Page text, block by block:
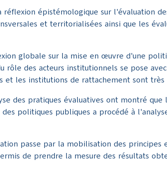
épistémologique sur l'évaluation
et territorialisées ainsi que les
globale sur la mise en œuvre d'une
rôle des acteurs institutionnels se pose
et les institutions de rattachement sont très
des pratiques évaluatives ont montré
politiques publiques a procédé à
passe par la mobilisation des
de prendre la mesure des résultats